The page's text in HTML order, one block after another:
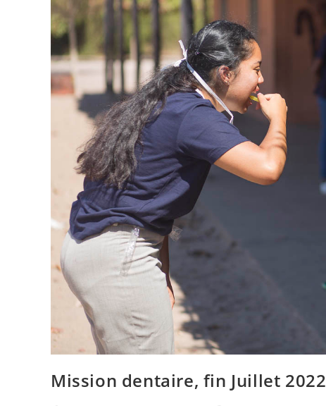
Mission dentaire, fin Juillet 2022